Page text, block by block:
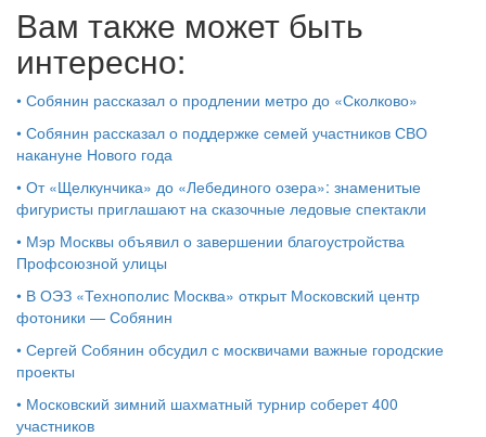
Вам также может быть
интересно:
• Собянин рассказал о продлении метро до «Сколково»
• Собянин рассказал о поддержке семей участников СВО
накануне Нового года
• От «Щелкунчика» до «Лебединого озера»: знаменитые
фигуристы приглашают на сказочные ледовые спектакли
• Мэр Москвы объявил о завершении благоустройства
Профсоюзной улицы
• В ОЭЗ «Технополис Москва» открыт Московский центр
фотоники — Собянин
• Сергей Собянин обсудил с москвичами важные городские
проекты
• Московский зимний шахматный турнир соберет 400
участников